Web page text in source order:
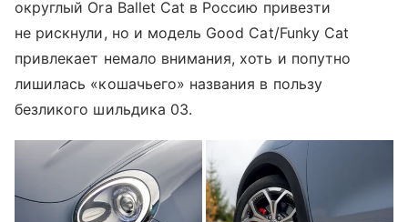
округлый Ora Ballet Cat в Россию привезти
не рискнули, но и модель Good Cat/Funky Cat
привлекает немало внимания, хоть и попутно
лишилась «кошачьего» названия в пользу
безликого шильдика 03.